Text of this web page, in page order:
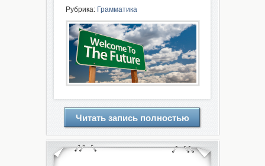
Рубрика: Грамматика
Читать запись полностью